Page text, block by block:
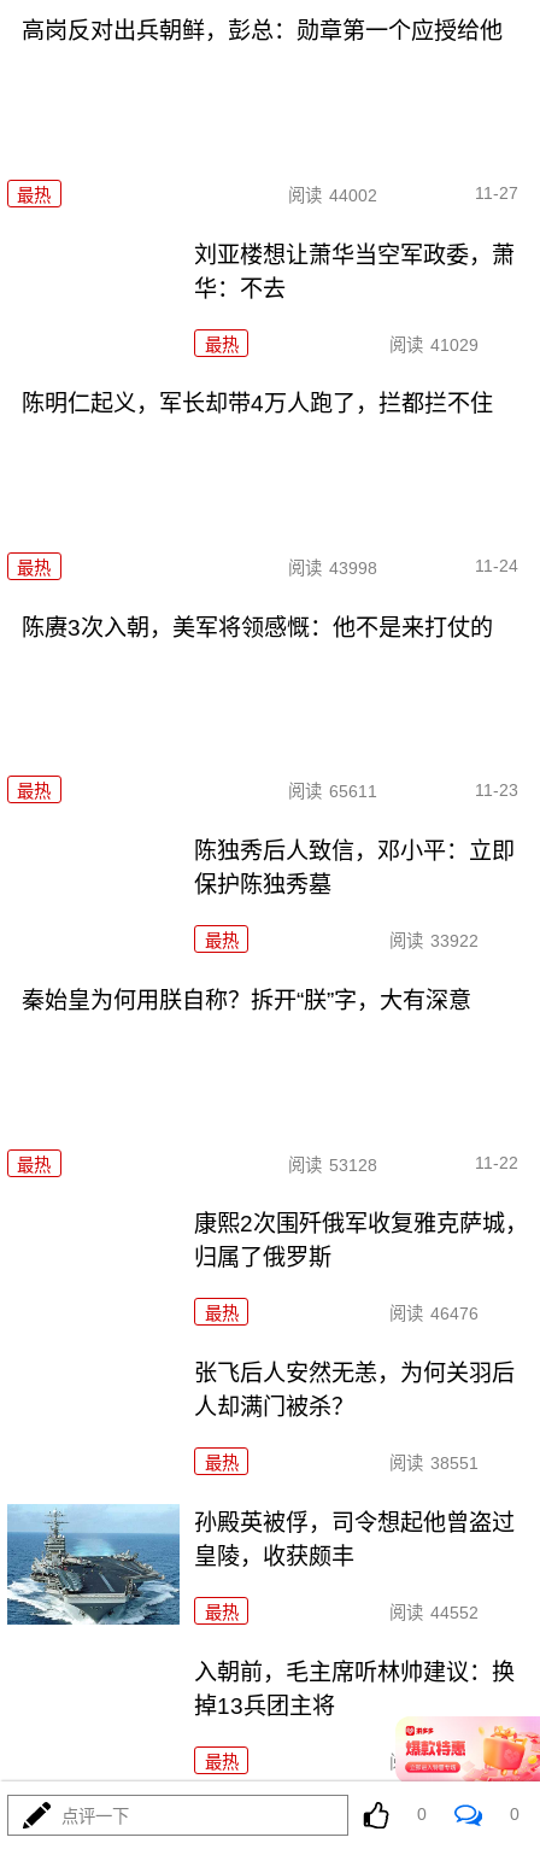
高岗反对出兵朝鲜，彭总：勋章第一个应授给他
最热 阅读 44002 11-27
刘亚楼想让萧华当空军政委，萧
华：不去
最热 阅读 41029
陈明仁起义，军长却带4万人跑了，拦都拦不住
最热 阅读 43998 11-24
陈赓3次入朝，美军将领感慨：他不是来打仗的
最热 阅读 65611 11-23
陈独秀后人致信，邓小平：立即
保护陈独秀墓
最热 阅读 33922
秦始皇为何用朕自称？拆开“朕”字，大有深意
最热 阅读 53128 11-22
康熙2次围歼俄军收复雅克萨城，
归属了俄罗斯
最热 阅读 46476
张飞后人安然无恙，为何关羽后
人却满门被杀？
最热 阅读 38551
孙殿英被俘，司令想起他曾盗过
皇陵，收获颇丰
最热 阅读 44552
入朝前，毛主席听林帅建议：换
掉13兵团主将
最热 阅读 45800
阎红彦没军职，不符授衔条件，
点评一下 0 0